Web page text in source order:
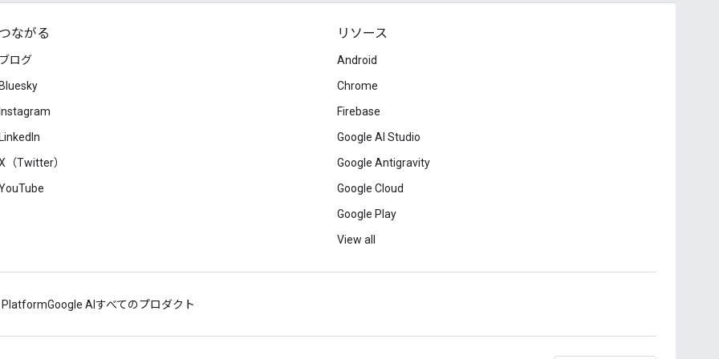
つながる
ブログ
Bluesky
Instagram
LinkedIn
（Twitter）
リソース
Android
Chrome
Firebase
Google AI Studio
Google Antigravity
Google Cloud
Google Play
View all
PlatformGoogle AI すべてのプロダクト